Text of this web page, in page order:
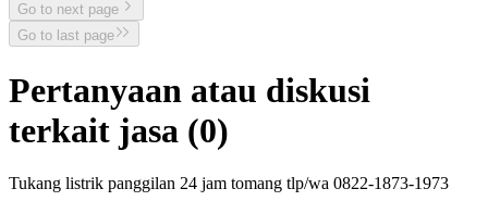
Go to next page
Go to last page
Pertanyaan atau diskusi
terkait jasa (0)
Tukang listrik panggilan 24 jam tomang tlp/wa 0822-1873-1973